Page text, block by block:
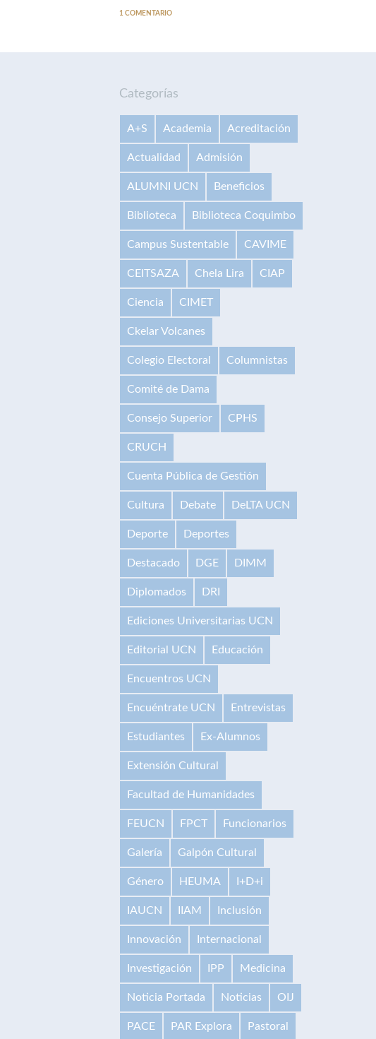
1 COMENTARIO
Categorías
A+S Academia Acreditación
Actualidad Admisión
ALUMNI UCN Beneficios
Biblioteca Biblioteca Coquimbo
Campus Sustentable CAVIME
CEITSAZA Chela Lira CIAP
Ciencia CIMET
Ckelar Volcanes
Colegio Electoral Columnistas
Comité de Dama
Consejo Superior CPHS
CRUCH
Cuenta Pública de Gestión
Cultura Debate DeLTA UCN
Deporte Deportes
Destacado DGE DIMM
Diplomados DRI
Ediciones Universitarias UCN
Editorial UCN Educación
Encuentros UCN
Encuéntrate UCN Entrevistas
Estudiantes Ex-Alumnos
Extensión Cultural
Facultad de Humanidades
FEUCN FPCT Funcionarios
Galería Galpón Cultural
Género HEUMA I+D+i
IAUCN IIAM Inclusión
Innovación Internacional
Investigación IPP Medicina
Noticia Portada Noticias OIJ
PACE PAR Explora Pastoral